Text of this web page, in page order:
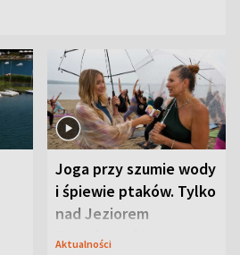
Joga przy szumie wody
i śpiewie ptaków. Tylko
nad Jeziorem
Tarnobrzeskim
Aktualności